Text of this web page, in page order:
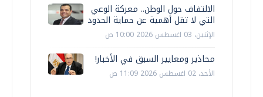
الالتفاف حول الوطن.. معركة الوعي
التي لا تقل أهمية عن حماية الحدود
الإثنين، 03 اغسطس 2026 10:00 ص
محاذير ومعايير السبق في الأخبار!
الأحد، 02 اغسطس 2026 11:09 ص